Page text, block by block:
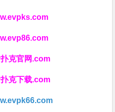
克官网.com
克下载.com